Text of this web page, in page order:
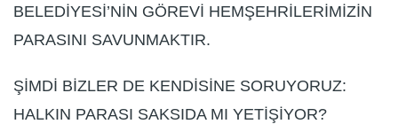
BELEDİYESİ’NİN GÖREVİ HEMŞEHRİLERİMİZİN
PARASINI SAVUNMAKTIR.
ŞİMDİ BİZLER DE KENDİSİNE SORUYORUZ:
HALKIN PARASI SAKSIDA MI YETİŞİYOR?